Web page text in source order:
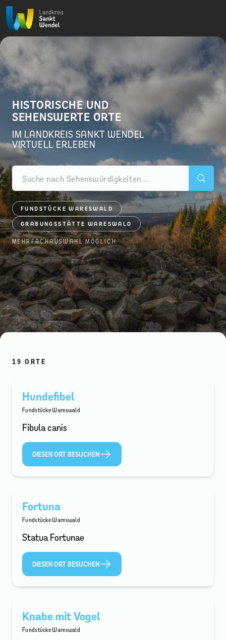
HISTORISCHE UND
SEHENSWERTE ORTE
IM LANDKREIS SANKT WENDEL
VIRTUELL ERLEBEN
FUNDSTÜCKE WARESWALD
GRABUNGSSTÄTTE WARESWALD
MEHRFACHAUSWAHL MÖGLICH
19 ORTE
Hundefibel
Fundstücke Wareswald
Fibula canis
DIESEN ORT BESUCHEN
Fortuna
Fundstücke Wareswald
Statua Fortunae
DIESEN ORT BESUCHEN
Knabe mit Vogel
Fundstücke Wareswald